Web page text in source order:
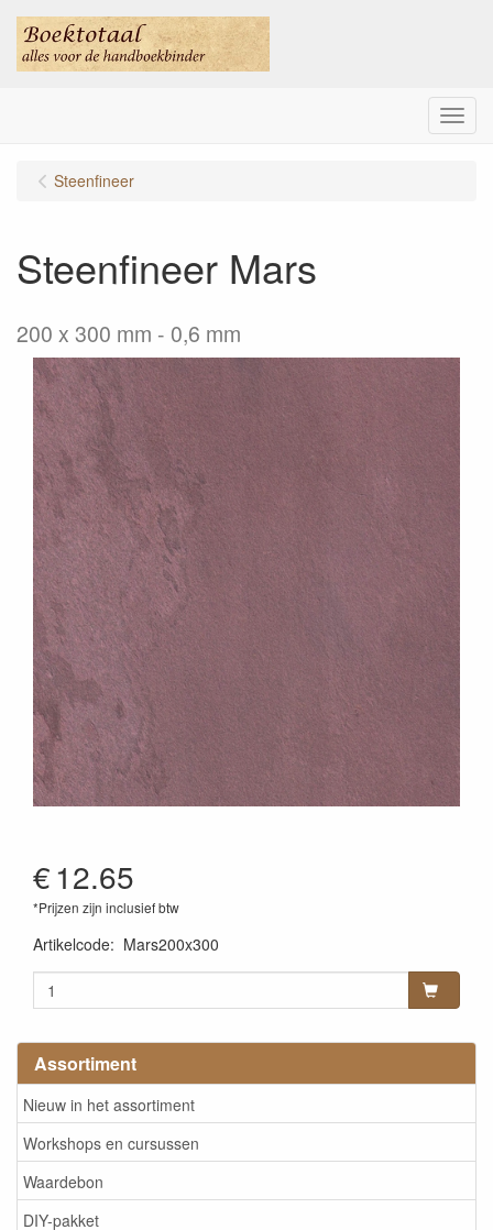
Menu
Assortiment
Nieuw in het assortiment
Workshops en cursussen
Waardebon
DIY-pakket
Steenfineer
Steenfineer Mars
200 x 300 mm - 0,6 mm
€12.65
*Prijzen zijn inclusief btw
Artikelcode: Mars200x300